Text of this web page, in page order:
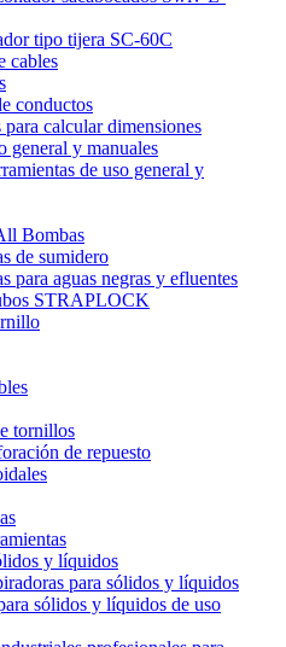
tipo tijera SC-60C
cables
conductos
para calcular dimensiones
general y manuales
de uso general y
Bombas
de sumidero
para aguas negras y efluentes
STRAPLOCK
tornillos
de repuesto
y líquidos
para sólidos y líquidos
sólidos y líquidos de uso